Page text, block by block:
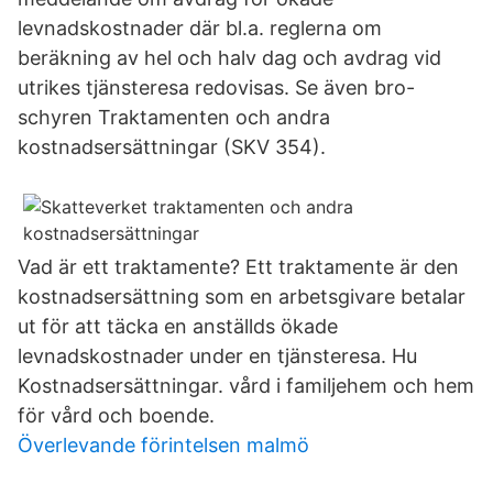
levnadskostnader där bl.a. reglerna om
beräkning av hel och halv dag och avdrag vid
utrikes tjänsteresa redovisas. Se även bro-
schyren Traktamenten och andra
kostnadsersättningar (SKV 354).
Vad är ett traktamente? Ett traktamente är den
kostnadsersättning som en arbetsgivare betalar
ut för att täcka en anställds ökade
levnadskostnader under en tjänsteresa. Hu
Kostnadsersättningar. vård i familjehem och hem
för vård och boende.
Överlevande förintelsen malmö